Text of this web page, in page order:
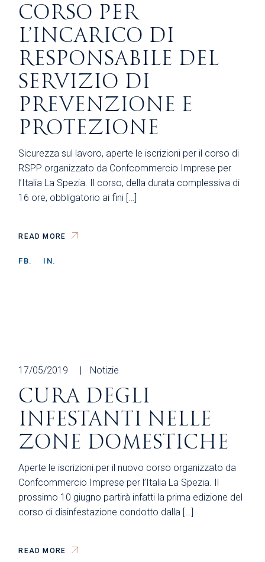
CORSO PER
L’INCARICO DI
RESPONSABILE DEL
SERVIZIO DI
PREVENZIONE E
PROTEZIONE
Sicurezza sul lavoro, aperte le iscrizioni per il corso di
RSPP organizzato da Confcommercio Imprese per
l’Italia La Spezia. Il corso, della durata complessiva di
16 ore, obbligatorio ai fini […]
READ MORE
FB. IN.
17/05/2019 Notizie
CURA DEGLI
INFESTANTI NELLE
ZONE DOMESTICHE
Aperte le iscrizioni per il nuovo corso organizzato da
Confcommercio Imprese per l’Italia La Spezia. Il
prossimo 10 giugno partirà infatti la prima edizione del
corso di disinfestazione condotto dalla […]
READ MORE